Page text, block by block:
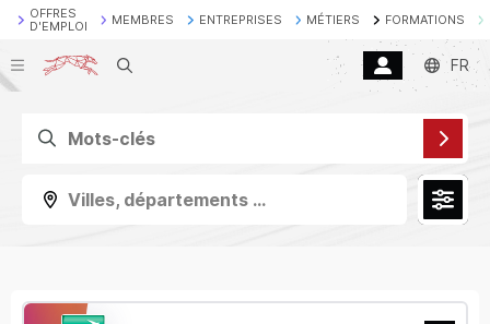
OFFRES
D'EMPLOI
MEMBRES ENTREPRISES MÉTIERS FORMATIONS
Recherche FR
Villes, départements ...